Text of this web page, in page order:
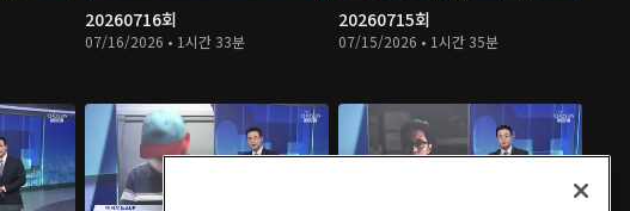
20260716회
07/16/2026 • 1시간 33분
20260715회
07/15/2026 • 1시간 35분